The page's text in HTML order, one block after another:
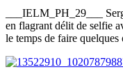
___IELM_PH_29___
en flagrant délit de selfie
le temps de faire